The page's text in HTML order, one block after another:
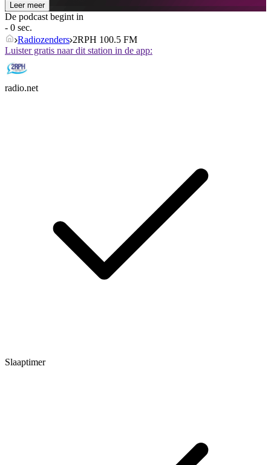
Leer meer
De podcast begint in
- 0 sec.
Radiozenders 2RPH 100.5 FM
Luister gratis naar dit station in de app:
radio.net
Slaaptimer